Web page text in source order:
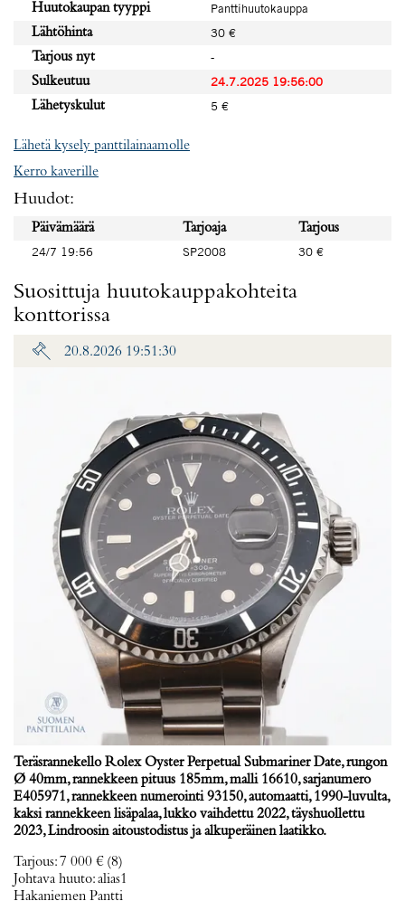
Huutokaupan tyyppi
Panttihuutokauppa
Lähtöhinta
30 €
Tarjous nyt
-
Sulkeutuu
24.7.2025 19:56:00
Lähetyskulut
5 €
Lähetä kysely panttilainaamolle
Kerro kaverille
Huudot:
Päivämäärä Tarjoaja
Tarjous
24/7 19:56
SP2008 30 €
Suosittuja huutokauppakohteita
konttorissa
20.8.2026 19:51:30
Teräsrannekello Rolex Oyster Perpetual Submariner Date, rungon
Ø 40mm, rannekkeen pituus 185mm, malli 16610, sarjanumero
E405971, rannekkeen numerointi 93150, automaatti, 1990-luvulta,
kaksi rannekkeen lisäpalaa, lukko vaihdettu 2022, täyshuollettu
2023, Lindroosin aitoustodistus ja alkuperäinen laatikko.
Tarjous:7 000 € (8)
Johtava huuto:alias1
Hakaniemen Pantti